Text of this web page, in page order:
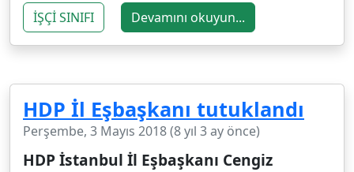
İŞÇİ SINIFI Devamını okuyun...
HDP İl Eşbaşkanı tutuklandı
Perşembe, 3 Mayıs 2018 (8 yıl 3 ay önce)
HDP İstanbul İl Eşbaşkanı Cengiz